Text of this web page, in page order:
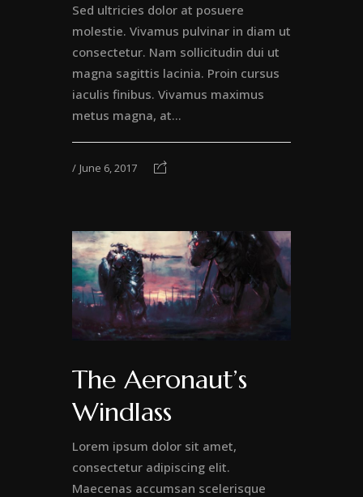
Sed ultricies dolor at posuere
molestie. Vivamus pulvinar in diam ut
consectetur. Nam sollicitudin dui ut
magna sagittis lacinia. Proin cursus
iaculis finibus. Vivamus maximus
metus magna, at...
June 6, 2017
The Aeronaut’s
Windlass
Lorem ipsum dolor sit amet,
consectetur adipiscing elit.
Maecenas accumsan scelerisque